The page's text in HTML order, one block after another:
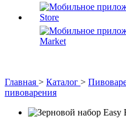
Главная > Каталог >
пивоварения